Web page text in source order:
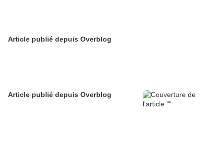
Article publié depuis Overblog
Article publié depuis Overblog